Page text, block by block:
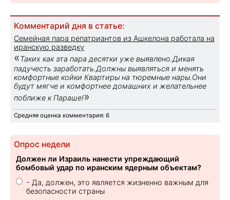
Комментарий дня в статье:
Семейная пара репатриантов из Ашкелона работала на
иранскую разведку
«Таких как эта пара десятки уже выявлено.Дикая
падучесть заработать.Должны выявляться и менять
комфортные койки Квартиры на тюремные нары.Они
будут мягче и комфортнее домашних и желательнее
поближе к Параше!»
Средняя оценка комментария: 6
Опрос недели
Должен ли Израиль нанести упреждающий
бомбовый удар по иранским ядерным объектам?
- Да, должен, это является жизненно важным для
безопасности страны